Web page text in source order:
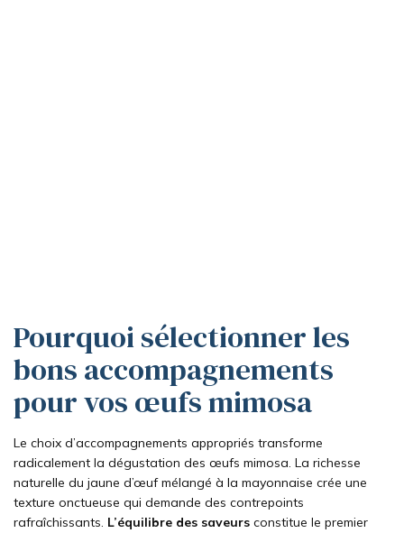
Pourquoi sélectionner les
bons accompagnements
pour vos œufs mimosa
Le choix d’accompagnements appropriés transforme
radicalement la dégustation des œufs mimosa. La richesse
naturelle du jaune d’œuf mélangé à la mayonnaise crée une
texture onctueuse qui demande des contrepoints
rafraîchissants. L’équilibre des saveurs constitue le premier